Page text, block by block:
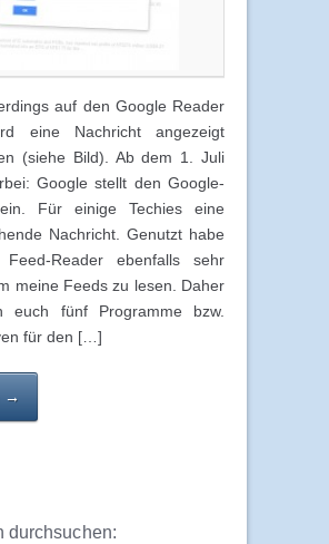
auf den Google Reader
eine Nachricht angezeigt
(siehe Bild). Ab dem 1. Juli
Google stellt den Google-
Für einige Techies eine
Nachricht. Genutzt habe
Reader ebenfalls sehr
meine Feeds zu lesen. Daher
euch fünf Programme bzw.
für den […]
→
durchsuchen: